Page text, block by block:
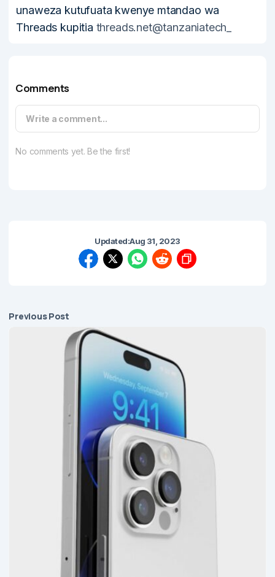
unaweza kutufuata kwenye mtandao wa
Threads kupitia threads.net@tanzaniatech_
Comments
Write a comment...
No comments yet. Be the first!
Updated:Aug 31, 2023
Previous Post